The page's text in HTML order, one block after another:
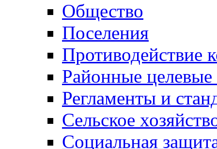
Общество
Поселения
Противодействие
Районные
Регламенты и
Сельское
Социальная